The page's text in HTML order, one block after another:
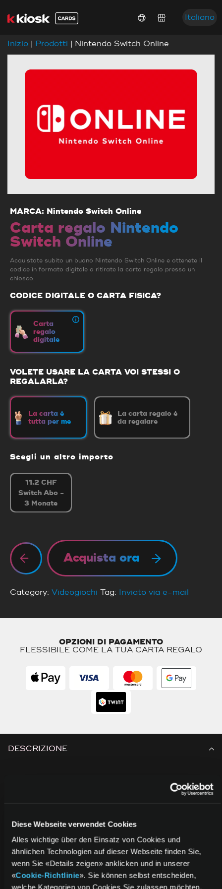
Diese Webseite verwendet Cookies
Alles wichtige über den Einsatz von Cookies und
ähnlichen Technologien auf dieser Webseite finden Sie,
wenn Sie «Details zeigen» anklicken und in unserer
«Cookie-Richtlinie». Sie können selbst entscheiden,
welche Kategorien von Cookies Sie zulassen möchten.
Italiano
Inizio | Prodotti | Nintendo Switch Online
MARCA: Nintendo Switch Online
Carta regalo Nintendo
Switch Online
Acquistate subito un buono Nintendo Switch Online e ottenete il
codice in formato digitale o ritirate la carta regalo presso un
chiosco.
CODICE DIGITALE O CARTA FISICA?
Carta
regalo
digitale
VOLETE USARE LA CARTA VOI STESSI O
REGALARLA?
La carta è
tutta per me
La carta regalo è
da regalare
Scegli un altro importo
11.2 CHF
Switch Abo -
3 Monate
Acquista ora
Category: Videogiochi Tag: Inviato via e-mail
OPZIONI DI PAGAMENTO
FLESSIBILE COME LA TUA CARTA REGALO
DESCRIZIONE
NES™ e Super NES™
Nintendo Switch Online
Accedi a una selezione di giochi classici in
continua espansione con modalità online aggiunte
Cloud dei dati di salvataggio
Crea backup su cloud dei tuoi dati di salvataggio e